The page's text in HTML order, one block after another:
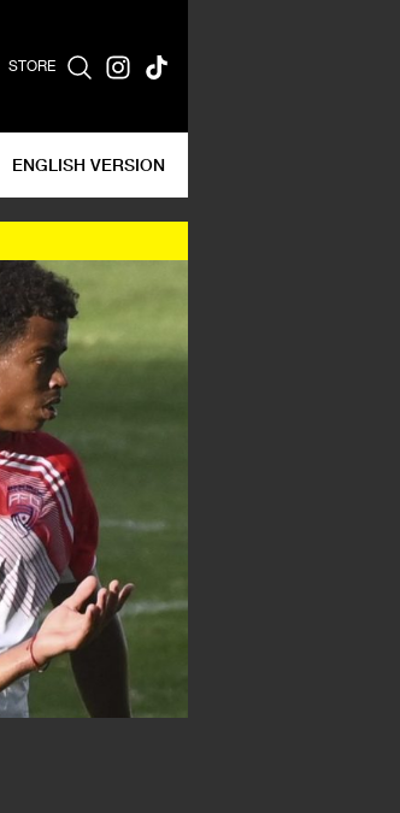
STORE
ENGLISH VERSION